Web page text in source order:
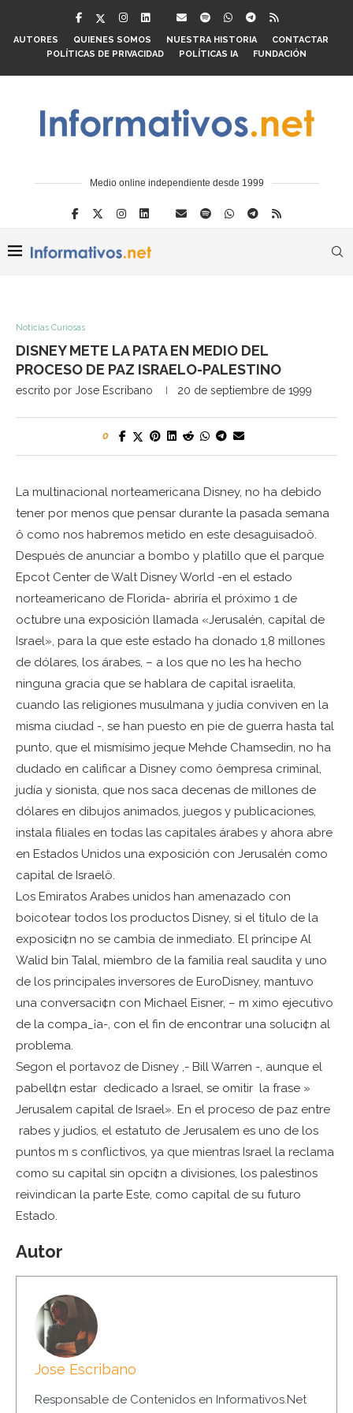
AUTORES QUIENES SOMOS NUESTRA HISTORIA
CONTACTAR
POLÍTICAS DE PRIVACIDAD
POLÍTICAS IA FUNDACIÓN
Medio online independiente desde 1999
Noticias Curiosas
DISNEY METE LA PATA EN MEDIO DEL
PROCESO DE PAZ ISRAELO-PALESTINO
escrito por Jose Escribano 20 de septiembre de 1999
0
La multinacional norteamericana Disney, no ha debido
tener por menos que pensar durante la pasada semana
ô como nos habremos metido en este desaguisadoö.
Después de anunciar a bombo y platillo que el parque
Epcot Center de Walt Disney World -en el estado
norteamericano de Florida- abriría el próximo 1 de
octubre una exposición llamada «Jerusalén, capital de
Israel», para la que este estado ha donado 1,8 millones
de dólares, los árabes, – a los que no les ha hecho
ninguna gracia que se hablara de capital israelita,
cuando las religiones musulmana y judía conviven en la
misma ciudad -, se han puesto en pie de guerra hasta tal
punto, que el mismísimo jeque Mehde Chamsedin, no ha
dudado en calificar a Disney como ôempresa criminal,
judía y sionista, que nos saca decenas de millones de
dólares en dibujos animados, juegos y publicaciones,
instala filiales en todas las capitales árabes y ahora abre
en Estados Unidos una exposición con Jerusalén como
capital de Israelö.
Los Emiratos Arabes unidos han amenazado con
boicotear todos los productos Disney, si el t¡tulo de la
exposici¢n no se cambia de inmediato. El pr¡ncipe Al
Walid bin Talal, miembro de la familia real saudita y uno
de los principales inversores de EuroDisney, mantuvo
una conversaci¢n con Michael Eisner, – m ximo ejecutivo
de la compa_¡a-, con el fin de encontrar una soluci¢n al
problema.
Segon el portavoz de Disney ,- Bill Warren -, aunque el
pabell¢n estar dedicado a Israel, se omitir la frase »
Jerusalem capital de Israel». En el proceso de paz entre
rabes y jud¡os, el estatuto de Jerusalem es uno de los
puntos m s conflictivos, ya que mientras Israel la reclama
como su capital sin opci¢n a divisiones, los palestinos
reivindican la parte Este, como capital de su futuro
Estado.
Autor
Jose Escribano
Responsable de Contenidos en Informativos.Net